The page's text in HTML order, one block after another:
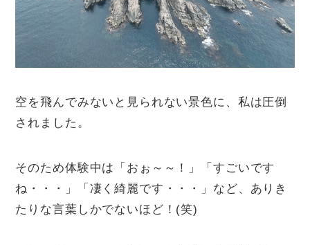
空を飛んでみないと見られない景色に、私は圧倒
されました。
そのため体験中は「おぉ～～！」「すごいです
ね・・・」「凄く綺麗です・・・」など、ありき
たりな言葉しかでないほど！(笑)